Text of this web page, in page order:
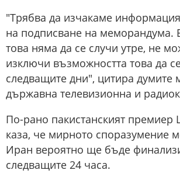
"Трябва да изчакаме
на подписване на меморандума.
това няма да се случи утре, не
изключи възможността това да
следващите дни", цитира думите
държавна телевизионна и
По-рано пакистанският
каза, че мирното споразумение
Иран вероятно ще бъде
следващите 24 часа.